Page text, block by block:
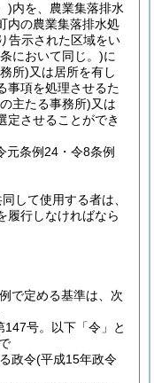
)内を、農業集落排水
内の農業集落排水処
告示された区域をい
において同じ。)に
所)又は居所を有し
事項を処理させるた
主たる事務所)又は
定させることができ
元条例24・令8条例
して使用する者は、
履行しなければなら
で定める基準は、次
号。以下「令」と
政令(平成15年政令